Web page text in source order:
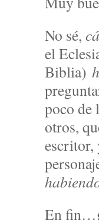
No sé,
el
Biblia)
poco de
otros,
escritor,
En